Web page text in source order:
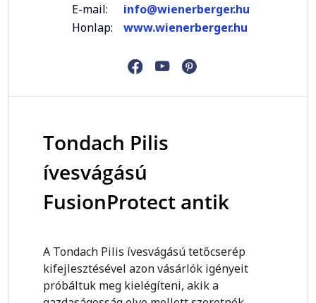
E-mail:
info@wienerberger.hu
Honlap:
www.wienerberger.hu
Tondach Pilis
ívesvágású
FusionProtect antik
A Tondach Pilis ívesvágású tetőcserép
kifejlesztésével azon vásárlók igényeit
próbáltuk meg kielégíteni, akik a